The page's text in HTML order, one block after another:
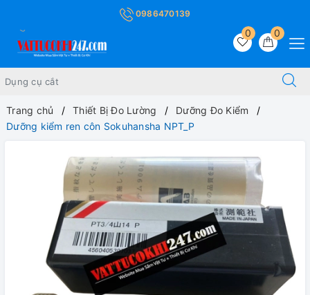
0986470139
0
0
Trang chủ Thiết Bị Đo Lường
Dưỡng Đo Kiểm
Dưỡng kiểm ren côn Sokuhansha NPT_P